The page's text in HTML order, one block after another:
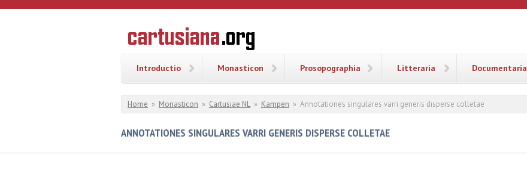
Overslaan en naar de inhoud gaan
CARTUSIANA
Geschiedenis
van de
Introductio Monasticon Prosopographia Litteraria Documentaria
U bent hier
Home » Monasticon » Cartusiae NL » Kampen » Annotationes singulares varri generis disperse colletae
ANNOTATIONES SINGULARES VARRI GENERIS DISPERSE COLLETAE